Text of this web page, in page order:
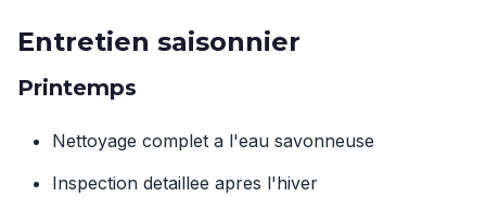
Entretien saisonnier
Printemps
Nettoyage complet a l'eau savonneuse
Inspection detaillee apres l'hiver